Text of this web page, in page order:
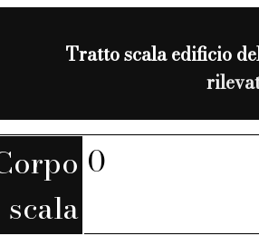
Tratto scala edificio
scala
0